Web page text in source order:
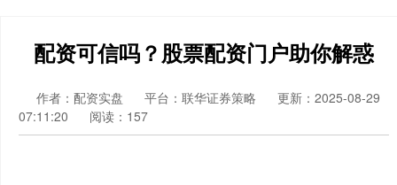
配资可信吗？股票配资门户助你解惑
作者：配资实盘 平台：联华证券策略
更新：2025-08-29
07:11:20
阅读：157